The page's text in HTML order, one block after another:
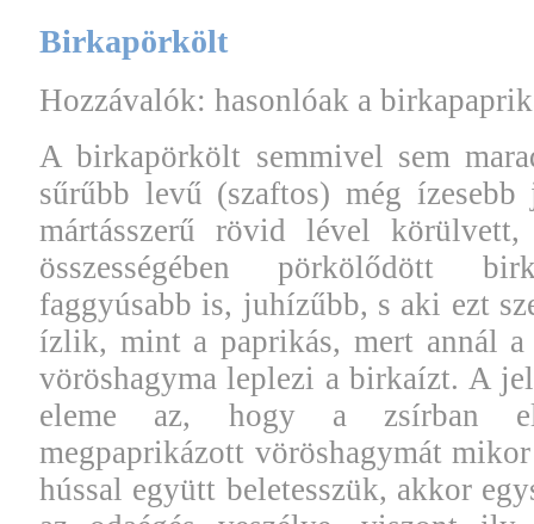
Birkapörkölt
Hozzávalók: hasonlóak a
A birkapörkölt semmivel sem
sűrűbb levű (szaftos) még ízesebb
mártásszerű rövid lével
összességében pörkölődött
faggyúsabb is, juhízűbb, s aki ezt
ízlik, mint a paprikás, mert annál
vöröshagyma leplezi a birkaízt. A
eleme az, hogy a zsírban
megpaprikázott vöröshagymát
hússal együtt beletesszük, akkor